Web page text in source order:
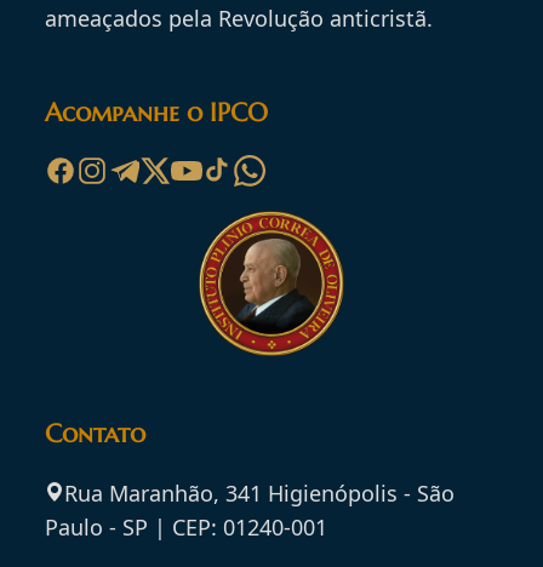
ameaçados pela Revolução anticristã.
Acompanhe o IPCO
Contato
Rua Maranhão, 341 Higienópolis - São
Paulo - SP | CEP: 01240-001